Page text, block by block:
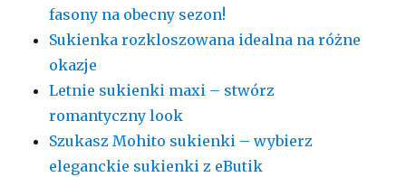
fasony na obecny sezon!
Sukienka rozkloszowana idealna na różne
okazje
Letnie sukienki maxi – stwórz
romantyczny look
Szukasz Mohito sukienki – wybierz
eleganckie sukienki z eButik